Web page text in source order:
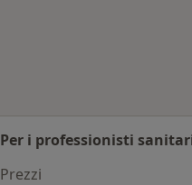
Per i professionisti
Prezzi